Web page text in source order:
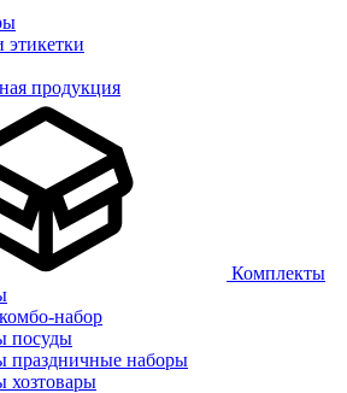
продукция
Комплекты
набор
посуды
праздничные наборы
хозтовары